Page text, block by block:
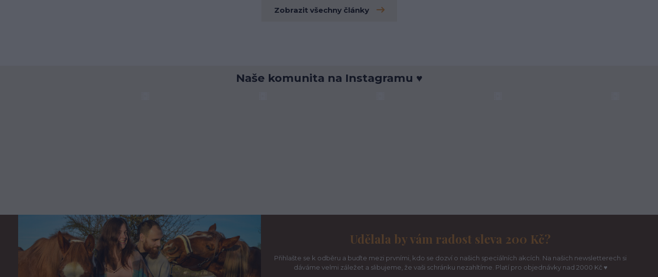
Zobrazit všechny články
Naše komunita na Instagramu ♥
Udělala by vám radost sleva 200 Kč?
Přihlašte se k odběru a buďte mezi prvními, kdo se dozví o našich speciálních akcích. Na našich newsletterech si
dáváme velmi záležet a slibujeme, že vaši schránku nezahltíme. Platí pro objednávky nad 2000 Kč ♥